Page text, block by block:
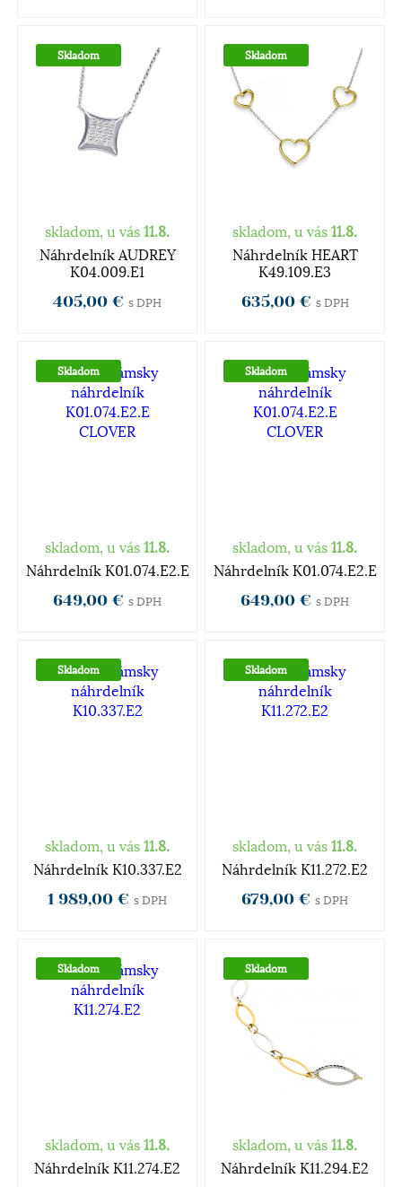
Skladom
skladom, u vás 11.8.
Náhrdelník AUDREY
K04.009.E1
405,00 € s DPH
Skladom
skladom, u vás 11.8.
Náhrdelník HEART
K49.109.E3
635,00 € s DPH
Skladom
skladom, u vás 11.8.
Náhrdelník K01.074.E2.E
649,00 € s DPH
Skladom
skladom, u vás 11.8.
Náhrdelník K01.074.E2.E
649,00 € s DPH
Skladom
skladom, u vás 11.8.
Náhrdelník K10.337.E2
1 989,00 € s DPH
Skladom
skladom, u vás 11.8.
Náhrdelník K11.272.E2
679,00 € s DPH
Skladom
skladom, u vás 11.8.
Náhrdelník K11.274.E2
Skladom
skladom, u vás 11.8.
Náhrdelník K11.294.E2